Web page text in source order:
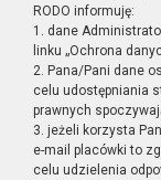
RODO informuję:
1. dane
linku „Ochrona
2. Pana/Pani dane
celu udostępniania
prawnych
3. jeżeli korzysta
e-mail placówki to
celu udzielenia